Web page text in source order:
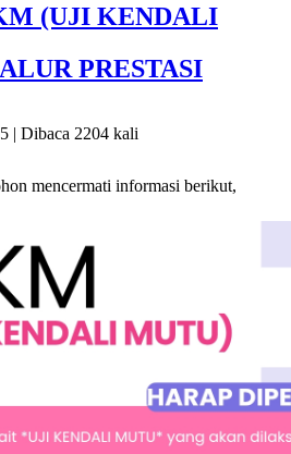
(UJI KENDALI
PRESTASI
| Dibaca 2204 kali
mencermati informasi berikut,